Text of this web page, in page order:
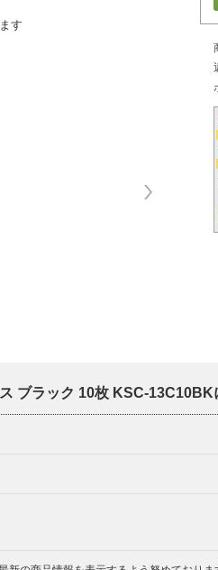
す
ブラック 10枚 KSC-13C10BK